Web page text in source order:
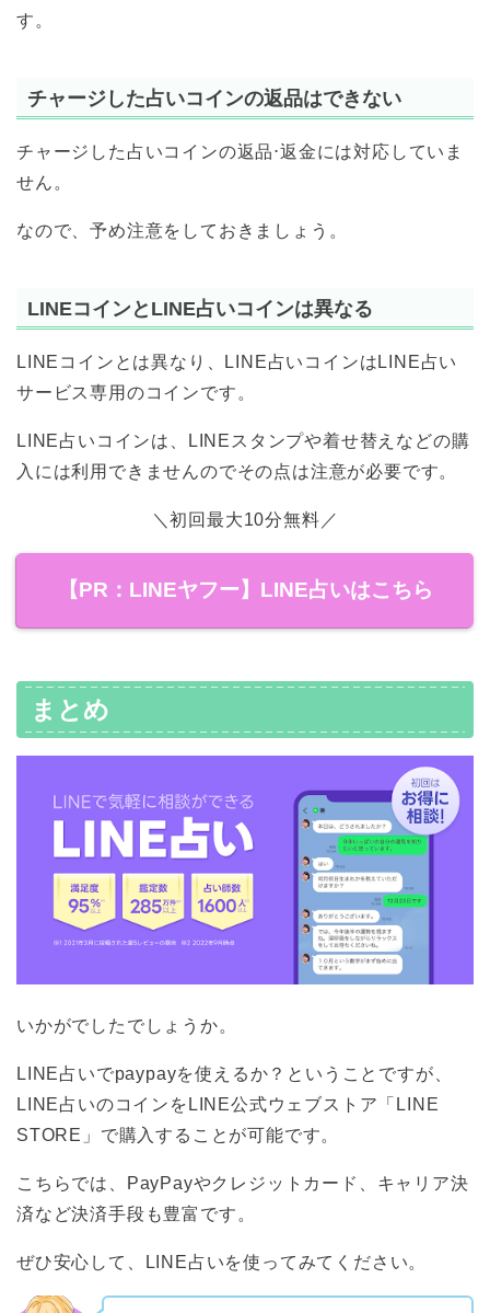
す。
チャージした占いコインの返品はできない
チャージした占いコインの返品⋅返金には対応していま
せん。
なので、予め注意をしておきましょう。
LINEコインとLINE占いコインは異なる
LINEコインとは異なり、LINE占いコインはLINE占い
サービス専用のコインです。
LINE占いコインは、LINEスタンプや着せ替えなどの購
入には利用できませんのでその点は注意が必要です。
＼初回最大10分無料／
【PR：LINEヤフー】LINE占いはこちら
まとめ
いかがでしたでしょうか。
LINE占いでpaypayを使えるか？ということですが、
LINE占いのコインをLINE公式ウェブストア「LINE
STORE」で購入することが可能です。
こちらでは、PayPayやクレジットカード、キャリア決
済など決済手段も豊富です。
ぜひ安心して、LINE占いを使ってみてください。